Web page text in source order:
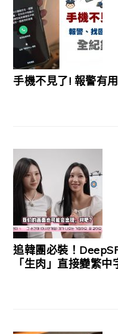
手機不見了! 報警有
追韓團必裝！
「生肉」直接變繁中